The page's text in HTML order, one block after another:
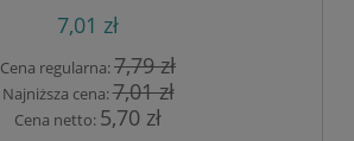
7,01 zł
Cena regularna:7,79 zł
Najniższa cena:7,01 zł
Cena netto: 5,70 zł